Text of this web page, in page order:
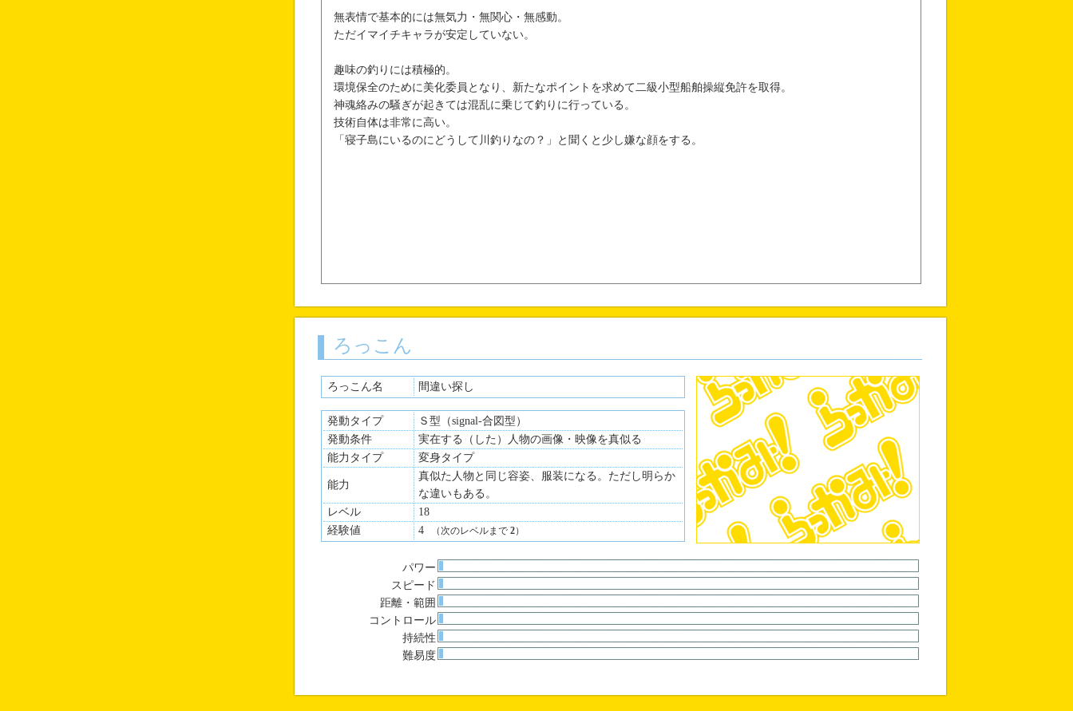
無表情で基本的には無気力・無関心・無感動。
ただイマイチキャラが安定していない。
趣味の釣りには積極的。
環境保全のために美化委員となり、新たなポイントを求めて二級小型船舶操縦免許を取得。
神魂絡みの騒ぎが起きては混乱に乗じて釣りに行っている。
技術自体は非常に高い。
「寝子島にいるのにどうして川釣りなの？」と聞くと少し嫌な顔をする。
ろっこん
ろっこん名 間違い探し
発動タイプ
Ｓ型（signal-合図型）
発動条件
実在する（した）人物の画像・映像を真似る
能力タイプ
変身タイプ
能力
真似た人物と同じ容姿、服装になる。ただし明らか
な違いもある。
レベル
18
経験値
4 （次のレベルまで 2）
パワー
スピード
距離・範囲
コントロール
持続性
難易度